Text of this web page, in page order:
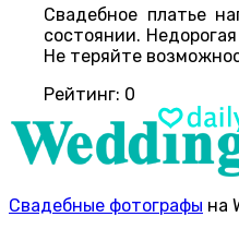
Свадебное платье
состоянии.
Не теряйте
Рейтинг: 0
Свадебные фотографы на